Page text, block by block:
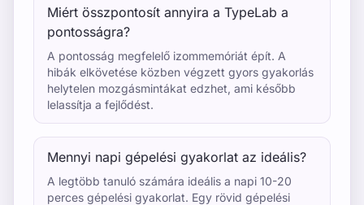
Miért összpontosít annyira a TypeLab a
pontosságra?
A pontosság megfelelő izommemóriát épít. A
hibák elkövetése közben végzett gyors gyakorlás
helytelen mozgásmintákat edzhet, ami később
lelassítja a fejlődést.
Mennyi napi gépelési gyakorlat az ideális?
A legtöbb tanuló számára ideális a napi 10-20
perces gépelési gyakorlat. Egy rövid gépelési